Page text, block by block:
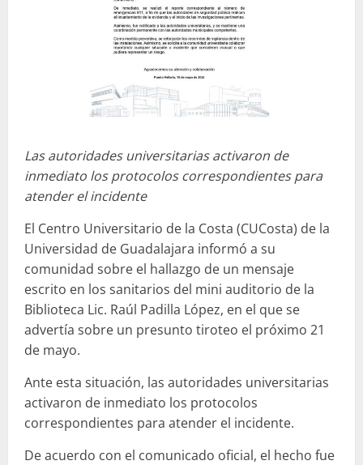
Las autoridades universitarias activaron de
inmediato los protocolos correspondientes para
atender el incidente
El Centro Universitario de la Costa (CUCosta) de la
Universidad de Guadalajara informó a su
comunidad sobre el hallazgo de un mensaje
escrito en los sanitarios del mini auditorio de la
Biblioteca Lic. Raúl Padilla López, en el que se
advertía sobre un presunto tiroteo el próximo 21
de mayo.
Ante esta situación, las autoridades universitarias
activaron de inmediato los protocolos
correspondientes para atender el incidente.
De acuerdo con el comunicado oficial, el hecho fue